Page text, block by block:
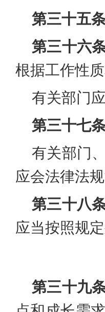
第三十五
第三十六
根据工作性
有关部门
第三十七
有关部门
应会法律法
第三十八
应当按照规
第三十九